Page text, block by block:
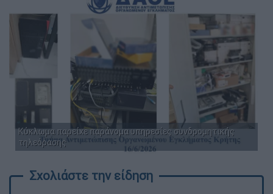
Κύκλωμα παρείχε παράνομα υπηρεσίες συνδρομητικής
τηλεόρασης